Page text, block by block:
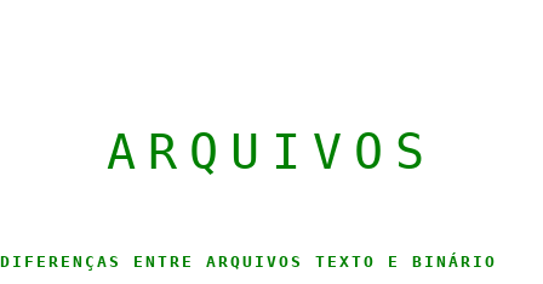
ARQUIVOS
DIFERENÇAS ENTRE ARQUIVOS TEXTO E BINÁRIO